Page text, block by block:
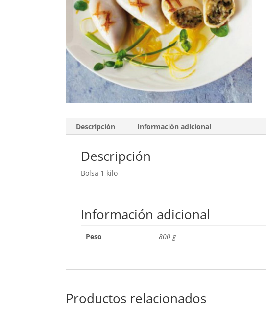
Descripción Información adicional
Descripción
Bolsa 1 kilo
Información adicional
Peso 800 g
Productos relacionados